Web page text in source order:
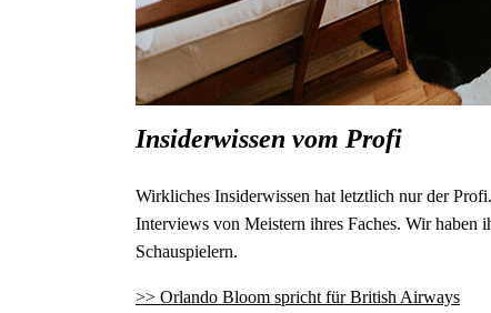
Insiderwissen vom Profi
Wirkliches Insiderwissen hat letztlich nur der
Interviews von Meistern ihres Faches. Wir haben
Schauspielern.
>> Orlando Bloom spricht für British Airways